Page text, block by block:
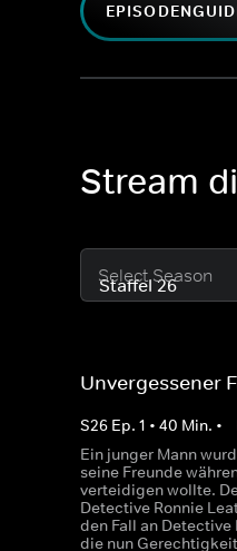
Stream
Select Season
Unvergessener
S26 Ep. 1 • 40 Min. •
Ein junger Mann
seine Freunde
verteidigen wollte.
Detective Ronnie
den Fall an Detective
die nun